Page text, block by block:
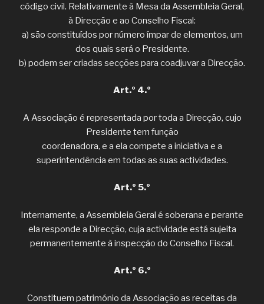
código civil. Relativamente à Mesa da Assembleia Geral,
à Direcção e ao Conselho Fiscal:
a) são constituídos por número ímpar de elementos, um
dos quais será o Presidente.
b) podem ser criadas secções para coadjuvar a Direcção.
Art.º 4.º
A Associação é representada por toda a Direcção, cujo
Presidente tem função
coordenadora, e a ela compete a iniciativa e a
superintendência em todas as suas actividades.
Art.º 5.º
Internamente, a Assembleia Geral é soberana e perante
ela responde a Direcção, cuja actividade está sujeita
permanentemente à inspecção do Conselho Fiscal.
Art.º 6.º
Constituem património da Associação as receitas da